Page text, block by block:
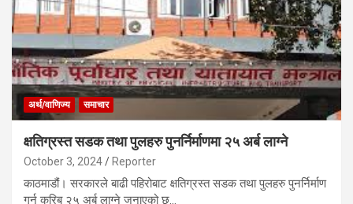
अर्थ/वाणिज्य समाचार
क्षतिग्रस्त सडक तथा पुलहरु पुनर्निर्माणमा २५ अर्ब लाग्ने
October 3, 2024 Reporter
काठमाडौं। सरकारले बाढी पहिरोबाट क्षतिग्रस्त सडक तथा पुलहरु पुनर्निर्माण
गर्न करिब २५ अर्ब लाग्ने जनाएको छ…